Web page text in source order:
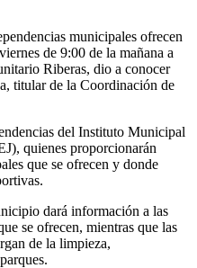
municipales ofrecen
de 9:00 de la mañana a
Riberas, dio a conocer
titular de la Coordinación de
del Instituto Municipal
quienes proporcionarán
que se ofrecen y donde
dará información a las
se ofrecen, mientras que las
de la limpieza,